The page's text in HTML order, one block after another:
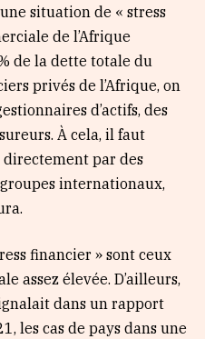
situation de « stress
de l’Afrique
de la dette totale du
privés de l’Afrique, on
d’actifs, des
À cela, il faut
par des
internationaux,
financier » sont ceux
assez élevée. D’ailleurs,
dans un rapport
les cas de pays dans une